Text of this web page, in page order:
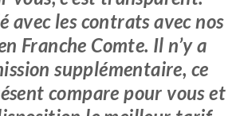
avec les contrats avec nos
Franche Comte. Il n’y a
supplémentaire, ce
compare pour vous et